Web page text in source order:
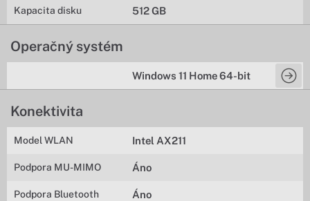
Kapacita disku 512 GB
Operačný systém
Windows 11 Home 64-bit
Konektivita
Model WLAN Intel AX211
Podpora MU-MIMO Áno
Podpora Bluetooth Áno